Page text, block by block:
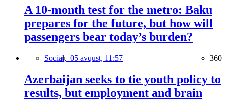
A 10-month test for the metro: Baku
prepares for the future, but how will
passengers bear today’s burden?
Social, 05 avqust, 11:57 360
Azerbaijan seeks to tie youth policy to
results, but employment and brain